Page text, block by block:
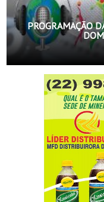
PROGRAMAÇÃO